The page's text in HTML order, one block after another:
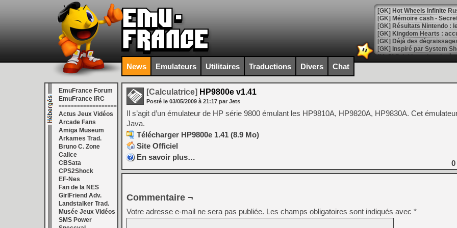
[GK] Hot Wheels Infinite
[GK] Mémoire cash -
[GK] Résultats Nintendo :
[GK] Déjà des
[Mo5] Brickboy cherche à
[GK] Minecraft et ses «
[GK] Beast of
[GK] Ubisoft : fin de partie
[GK] Mémoire cash -
[GK] Dan Houser (GTA)
[GK] Comment EA Sports
[GK] Crimson Moon : un
[GK] Isle of Reveries : le
[GK] Moonlighter 2 : The
[GK] Capcom relance
[Mo5] Deux inédits du
[GK] Le beat'em up The
[GK] Endless Legend 2 :
News Emulateurs Utilitaires Traductions Divers Chat
EmuFrance Forum
EmuFrance IRC
===================
Actus Jeux Vidéos
Arcade Fans
Amiga Museum
Arkames Trad.
Bruno C. Zone
Calice
CBSata
CPS2Shock
EF-Nes
Fan de la NES
GirlFriend Adv.
Landstalker Trad.
Musée Jeux Vidéos
SMS Power
[Calculatrice] HP9800e v1.41
Posté le 03/05/2009 à 21:17 par Jets
Il s’agit d’un émulateur de HP série 9800 émulant les HP9810A, HP9820A, HP9830A. Cet
Java.
Télécharger HP9800e 1.41 (8.9 Mo)
Site Officiel
En savoir plus…
0
Commentaire ¬
Votre adresse e-mail ne sera pas publiée. Les champs obligatoires sont indiqués avec *